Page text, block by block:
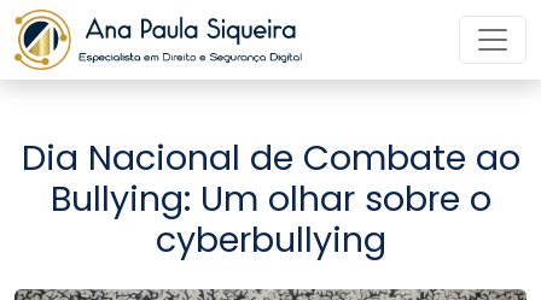
Dia Nacional de Combate ao
Bullying: Um olhar sobre o
cyberbullying